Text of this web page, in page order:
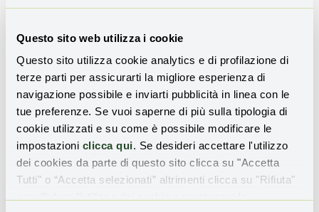
Questo sito web utilizza i cookie
Questo sito utilizza cookie analytics e di profilazione di
terze parti per assicurarti la migliore esperienza di
navigazione possibile e inviarti pubblicità in linea con le
tue preferenze. Se vuoi saperne di più sulla tipologia di
cookie utilizzati e su come è possibile modificare le
impostazioni clicca qui. Se desideri accettare l'utilizzo
dei cookies da parte di questo sito clicca su "Accetta
Tutti" o “Accetta selezionati” altrimenti clicca su "Rifiuta"
aggiornamenti sulle novità e sulle storie di
Ho preso visione dell'informativa sulla privacye
presto il consenso all'invio della Newsletter